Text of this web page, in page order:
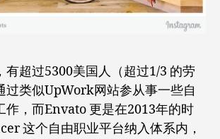
有超过5300美国人（超过1/3 的劳
过类似UpWork网站参从事一些自
作，而Envato 更是在2013年的时
这个自由职业平台纳入体系内，